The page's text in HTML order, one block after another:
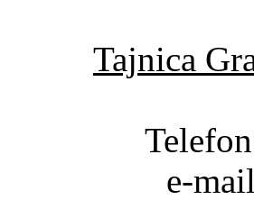
Tajnica
e-